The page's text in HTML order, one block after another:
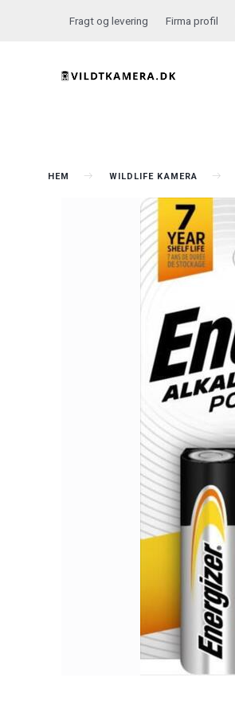
Fragt og levering Firma profil
HEM WILDLIFE KAMERA